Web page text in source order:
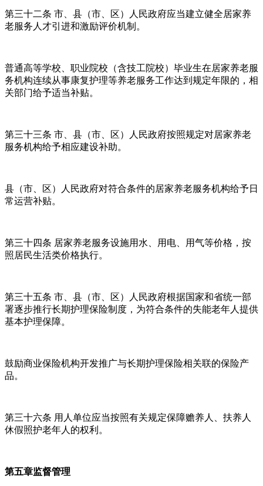
第三十二条 市、县（市、区）人民政府应当建立健全居家养
老服务人才引进和激励评价机制。
普通高等学校、职业院校（含技工院校）毕业生在居家养老服
务机构连续从事康复护理等养老服务工作达到规定年限的，相
关部门给予适当补贴。
第三十三条 市、县（市、区）人民政府按照规定对居家养老
服务机构给予相应建设补助。
县（市、区）人民政府对符合条件的居家养老服务机构给予日
常运营补贴。
第三十四条 居家养老服务设施用水、用电、用气等价格，按
照居民生活类价格执行。
第三十五条 市、县（市、区）人民政府根据国家和省统一部
署逐步推行长期护理保险制度，为符合条件的失能老年人提供
基本护理保障。
鼓励商业保险机构开发推广与长期护理保险相关联的保险产
品。
第三十六条 用人单位应当按照有关规定保障赡养人、扶养人
休假照护老年人的权利。
第五章监督管理